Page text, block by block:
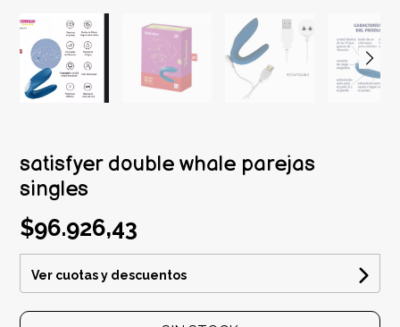
satisfyer double whale parejas
singles
$96.926,43
Ver cuotas y descuentos